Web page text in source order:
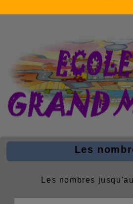
Les
Les nombres